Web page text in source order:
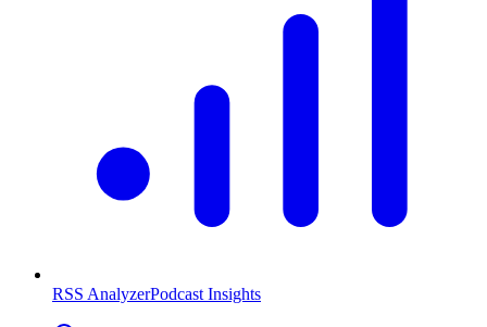
RSS AnalyzerPodcast Insights